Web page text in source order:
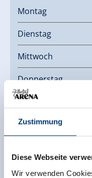
Zustimmung
Diese Webseite
Wir verwenden
Montag
Dienstag
Mittwoch
Donnerstag
Freitag
Links
Homepage